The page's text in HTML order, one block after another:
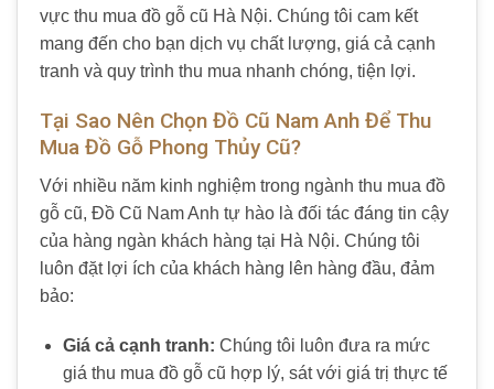
vực thu mua đồ gỗ cũ Hà Nội. Chúng tôi cam kết
mang đến cho bạn dịch vụ chất lượng, giá cả cạnh
tranh và quy trình thu mua nhanh chóng, tiện lợi.
Tại Sao Nên Chọn Đồ Cũ Nam Anh Để Thu
Mua Đồ Gỗ Phong Thủy Cũ?
Với nhiều năm kinh nghiệm trong ngành thu mua đồ
gỗ cũ, Đồ Cũ Nam Anh tự hào là đối tác đáng tin cậy
của hàng ngàn khách hàng tại Hà Nội. Chúng tôi
luôn đặt lợi ích của khách hàng lên hàng đầu, đảm
bảo:
Giá cả cạnh tranh: Chúng tôi luôn đưa ra mức
giá thu mua đồ gỗ cũ hợp lý, sát với giá trị thực tế